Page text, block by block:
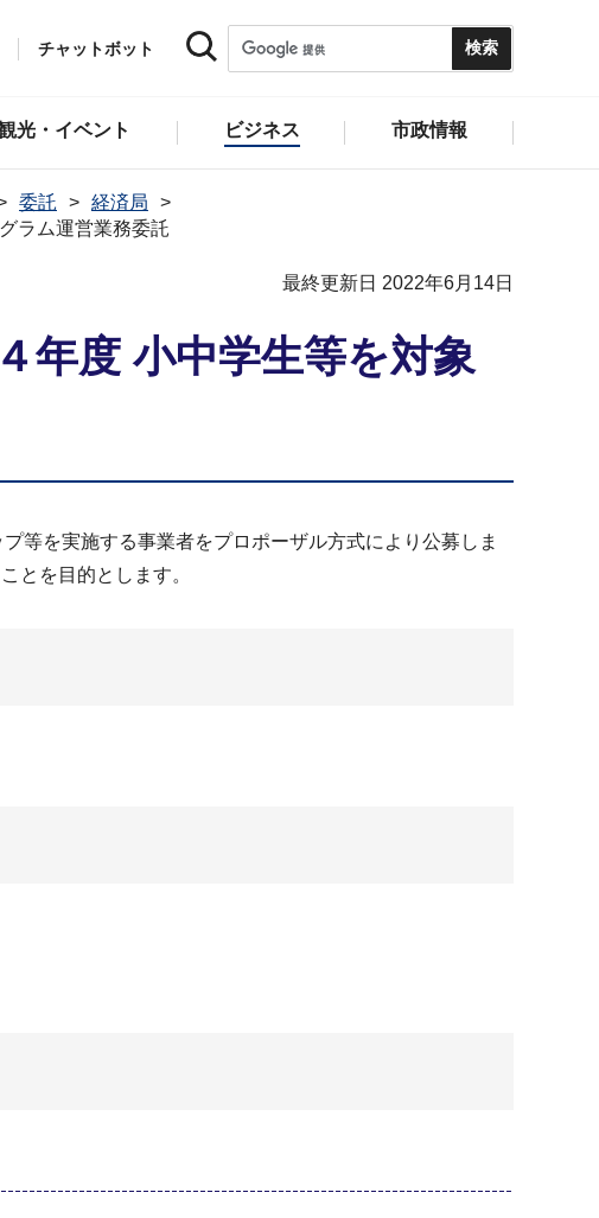
チャットボット
光・イベント ビジネス 市政情報
委託
経済局
ラム運営業務委託
最終更新日 2022年6月14日
年度 小中学生等を対象
等を実施する事業者をプロポーザル方式により公募しま
とを目的とします。